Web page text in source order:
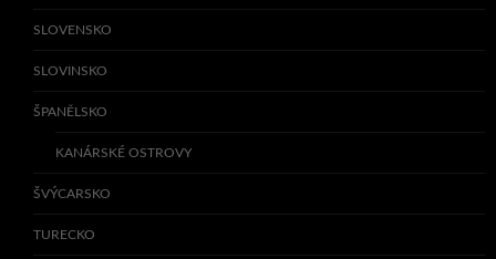
SLOVENSKO
SLOVINSKO
ŠPANĚLSKO
KANÁRSKÉ OSTROVY
ŠVÝCARSKO
TURECKO